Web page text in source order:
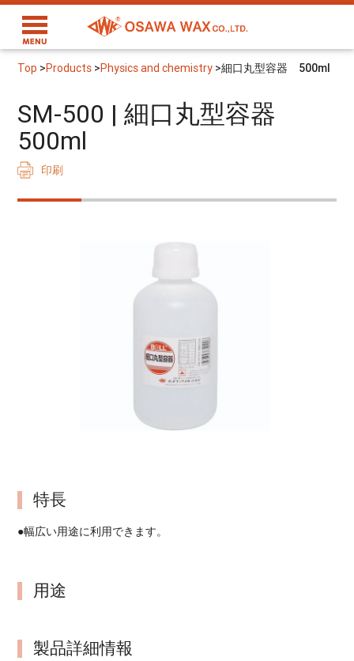
Top >Products >Physics and chemistry >細口丸型容器 500ml
SM-500 | 細口丸型容器
500ml
印刷
特長
●幅広い用途に利用できます。
用途
製品詳細情報